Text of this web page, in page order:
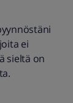
ei
sieltä on